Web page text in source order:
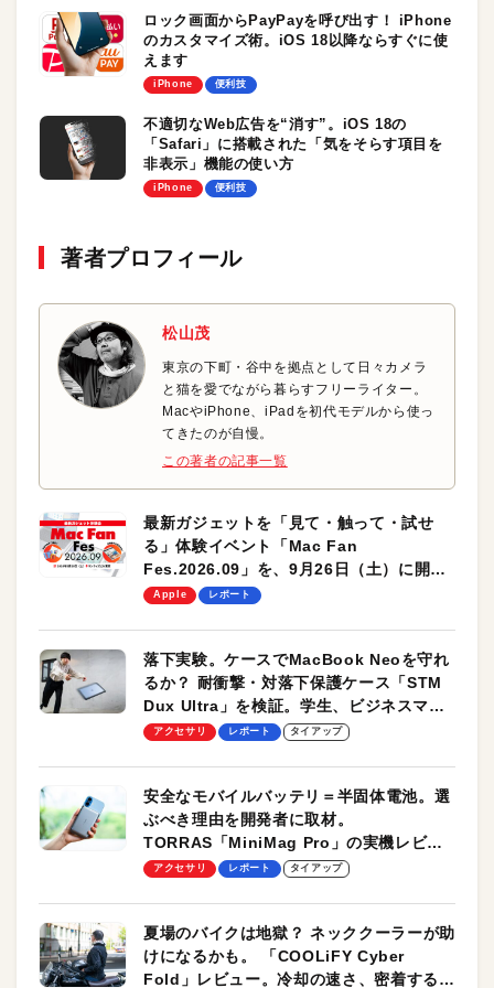
ロック画面からPayPayを呼び出す！ iPhone
のカスタマイズ術。iOS 18以降ならすぐに使
えます
iPhone 便利技
不適切なWeb広告を“消す”。iOS 18の
「Safari」に搭載された「気をそらす項目を
非表示」機能の使い方
iPhone 便利技
著者プロフィール
松山茂
東京の下町・谷中を拠点として日々カメラ
と猫を愛でながら暮らすフリーライター。
MacやiPhone、iPadを初代モデルから使っ
てきたのが自慢。
この著者の記事一覧
最新ガジェットを「見て・触って・試せ
る」体験イベント「Mac Fan
Fes.2026.09」を、9月26日（土）に開催
します！
Apple レポート
落下実験。ケースでMacBook Neoを守れ
るか？ 耐衝撃・対落下保護ケース「STM
Dux Ultra」を検証。学生、ビジネスマン
のモバイルユースに最適！
アクセサリ レポート タイアップ
安全なモバイルバッテリ＝半固体電池。選
ぶべき理由を開発者に取材。
TORRAS「MiniMag Pro」の実機レビュ
ーも
アクセサリ レポート タイアップ
夏場のバイクは地獄？ ネッククーラーが助
けになるかも。 「COOLiFY Cyber
Fold」レビュー。冷却の速さ、密着する冷